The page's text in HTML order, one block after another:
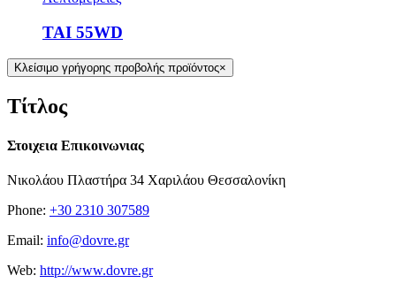
TAI 55WD
Κλείσιμο γρήγορης προβολής προϊόντος×
Τίτλος
Στοιχεια Επικοινωνιας
Νικολάου Πλαστήρα 34 Χαριλάου Θεσσαλονίκη
Phone: +30 2310 307589
Email: info@dovre.gr
Web: http://www.dovre.gr